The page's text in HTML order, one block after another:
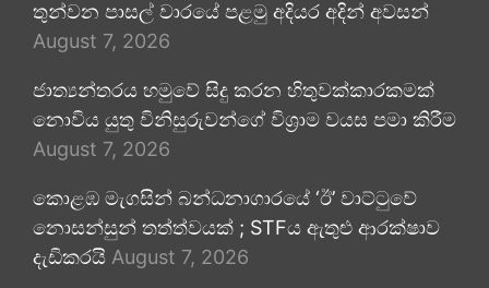
තුන්වන පාසල් වාරයේ පළමු අදියර අදින් අවසන්
August 7, 2026
ජාත්‍යන්තරය හමුවේ සිදු කරන හිතුවක්කාරකමක්
නොවිය යුතු විනිසුරුවන්ගේ විශ්‍රාම වයස පමා කිරීම
August 7, 2026
කොළඹ මැගසින් බන්ධනාගාරයේ ‘ඊ’ වාට්ටුවේ
නොසන්සුන් තත්ත්වයක් ; STFය ඇතුළු ආරක්ෂාව
දැඩිකරයි August 7, 2026